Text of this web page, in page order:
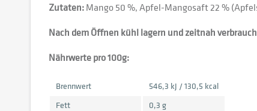
Zutaten:Mango 50 %, Apfel-Mangosaft 22 %
Nach dem Öffnen kühl lagern und zeitnah
Nährwerte pro 100g:
Brennwert
546,3 kJ / 130,5 kcal
Fett
0,3 g